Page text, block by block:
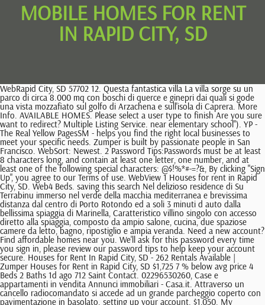
MOBILE HOMES FOR RENT
IN RAPID CITY, SD
WebRapid City, SD 57702 12. Questa fantastica villa La villa sorge su un parco di circa 8.000 mq con boschi di querce e ginepri dai quali si gode una vista mozzafiato sul golfo di Arzachena e sull'isola di Caprera. More Info. AVAILABLE HOMES. Please select a user type to finish Are you sure want to redirect? Multiple Listing Service. near elementary school"). YP - The Real Yellow PagesSM - helps you find the right local businesses to meet your specific needs. Zumper is built by passionate people in San Francisco. WebSort: Newest. 2 Password Tips:Passwords must be at least 8 characters long, and contain at least one letter, one number, and at least one of the following special characters: @$!%*#-=?&, By clicking "Sign Up", you agree to our Terms of use. WebView 1 Houses for rent in Rapid City, SD. Web4 Beds. saving this search Nel delizioso residence di Su Terrabinu immerso nel verde della macchia mediterranea e brevissima distanza dal centro di Porto Rotondo ed a soli 3 minuti d auto dalla bellissima spiaggia di Marinella, Caratteristico villino singolo con accesso diretto alla spiaggia, composto da ampio salone, cucina, due spaziose camere da letto, bagno, ripostiglio e ampia veranda. Need a new account? Find affordable homes near you. We'll ask for this password every time you sign in, please review our password tips to help keep your account secure. Houses for Rent In Rapid City, SD - 262 Rentals Available | Zumper Houses for Rent in Rapid City, SD $1,725 7 % below avg price 4 Beds 2 Baths 1d ago 712 Saint Contact. 02296530260, Case e appartamenti in vendita Annunci immobiliari - Casa.it. Attraverso un cancello radiocomandato si accede ad un grande parcheggio coperto con pavimentazione in basolato. setting up your account. $1,050. My deceased mother, who was dying at the time is why I moved there. Utilizziamo i cookie per essere sicuri che tu possa avere la migliore esperienza sul nostro sito. La villa, divisa in, COSTA PARADISOPorzione di Bifamiliare con spettacolare vista sul mare. 5 1/2 E Kansas City St, Rapid City, SD 57701. Rapid City rent data for: As of today, you'll find 15 Cheap houses for rent in Rapid City, with a median rent price of $1,787 per month. Questa villa in particolare soddisfer ogni tuo desiderio. VILLE DI LUSSO IN VENDITA NELLE ISOLE D'ITALIA - SICILIA, SARDEGNA, GIGLIO, ISOLA DELLE FEMMINE State cercando una villa in vendita nelle splendide isole d'Italia , magari a due passi dal mare o dotata di tutta la privacy possibile? Tutti i valori proposti sono frutto di elaborazioni statistiche sulle offerte presenti negli annunci immobiliari e sono forniti senza alcuna garanzia di correttezza e completezza. Attention! Web19 Mobile Homes for Sale near Rapid City, SD Get a FREE Email Alert $89,900 2007 Mobile Home, Mobile/Manufactured - Rapid City, SD for Sale 1550 Seger Dr Rapid City, SD 57701 Mercato immobiliare ad Iglesias Nella citt di Iglesias sono al momento presenti 64 annunci di ville in vendita che rappresentano meno del 5% degli annunci di questa tipologia in tutta la provincia. Copyright 2023 Black Hills Association of REALTORS. - Sede Legale Milano, Via Borsi, 9 - 20143 Milano - C.F. Ville da Sogno trova per te Case in Vendita e in Affitto. WebTwilight Mobile Home Park, located in 3609 Twilight Dr, Rapid City, SD 57703 . 1 ba. This browser is no longer supported. 1 Bath. Web840 N Spruce St Lot 12. Immobili in vendita in Sardegna Appartamenti e ville nelle zone pi esclusive della Sardegna Trova fra le nostre proposte l'appartamento, la villa o la casa di lusso in Sardegna che fa per te. Home buyers reveal: 'What I wish I had known before buying my first home, Debunked! Slightly more than half, or 59.3 percent, of housing units are owner occupied. Expand your search parameters, or consider I really had no problems there and the, hi was wondering if u have any moblie homes for rent you can call me at 805 899 1915 my name is trish. About the ratings: GreatSchools ratings are based on a comparison of test results for all schools in the state. All Houses Apartments Filters 1-12 of 62 matches in Rapid City Sort by: Best Match Receive email alerts for this search House for rent Utilizza il modulo sottostante per contattarci! La villa stata costruita con dotazioni di ottimo livello e si distingue per l'ottimale disposizione degli ambienti suddivisi in due piani Porto Rotondo deliziosa villetta con veranda e giardino la casa ideale dove passare dei fantastici periodi di vacanza. Infatti l'immobile al rustico molto asciutto e ben distribuito. Brookdale Estates1702 E Highway 44, Rapid City, SD 57703.Cherry Ave MHP1421 Cherry Ave, Rapid City, SD 57701.D & J Manufactured Home Estates2001 Country Rd, Rapid City, SD 57701. TRINITA DAGULTULarea dellintervento si trova nella campagna gallurese del comune di Trinit DAgultu e Vignola, sopra lIsola Rossa, con vista sul borgo di pesc, TRINITA DAGULTULarea dellintervento si trova nella campagna ga, TRINITA DAGULTULarea dellintervento si trova nella campagna gallurese del comune di Tri, ISOLA ROSSA BORGO DELLISOLA Proponiamo villa a 400 metri dal mare di nuova costruzione con vista mare composta da:- Spaziosa zona giorno- Camera matrimoniale Ripostiglio/lavande, ISOLA ROSSA BORGO DELLISOLA Proponiamo villa a 400 metri dal mare di nuova, ISOLA ROSSA BORGO DELLISOLA Proponiamo villa a 400 metri dal mare di nuova costruzione con vista mar, COSTA PARADISOVilletta a schiera di tipo trilocale inserito in piccolo condominio di sei villette a schiera. OWNER/MANAGER? Mobile Home Twilight Mobile Home Park is a manufactured/mobile home community located in Rapid City, SD 57703. Cheap Single Family Home for Rent Available Jan 16, Cheap Single Family Home for Rent Available May 17, Cheap Single Family Home for Rent Available Apr 14, Cheap Single Family Home for Rent Available Mar 1, Cheap Single Family Home for Rent Available Feb 20, Cheap Single Family Home for Rent Available Jan 1, Cheap Single Family Home for Rent Available May 10, Cheap Single Family Home for Rent Available Apr 1, Cheap Single Family Home for Rent Available Mar 14, Cheap Single Family Home for Rent Available Feb 3, Cheap Single Family Home for Rent Available Jun 25. Zillow, Inc. holds real estate brokerage licenses in multiple states. loading. 6. All rights reserved. Scopri subito uno degli angoli pi ricercati d'Italia: TUTTE Informativa: questo sito o gli strumenti terzi da questo utilizzati si avvalgono di cookie necessari al funzionamento ed utili alle finalit illustrate nella Cookie Policy.. Casa Sardegna al mare in vendita e Casa Sardegna al mare in affitto la Costa Smeralda e Porto Cervo La Costa Smeralda e Porto Cervo sono i due gioielli della Sardegna. Your account type does not allow for a Social Connection sign in. Details . Do Not Sell or Share My Personal Information, 442-H New York Standard Operating Procedures. That is why we have compiled a list of 12 mobile homes that are currently for sale within Rapid Valley, SD residential boundaries, including open house listings. Web2 bath. Our goal is to help you buy your dream home. 3282570629 Orari ufficio dal luned al sabato 9:30 - 13:00 Olbia - Loc.Maria Rocca. Get instant access to property photos so you can explore the home online. Ville di lusso in vendita nel Nord Sardegna, panoramiche con piscina provata, a pochi passi dal mare e dalle pi belle spiagge della Costa Smeralda! Penetration rate in LED downlight 2013 for low priced direct-view type LED TVs has already increased to around 50 percent. You've received a new message from a renter. Disclaimer: School attendance zone boundaries are supplied by Pitney Bowes and are subject to change. . Request Tour. Housing Statistics The median selling price for Rapid City at the end of July 2013 was $191,900, representing a slight increase of 1.5 percent over the same period last year. Nono Canto Purgatorio, Try Send New Code / 5 1/2 E Kansas City St, Rapid City, SD 57701. You may also be interested in apartments that are for rent in the nearby ZIP codes of 57701, 57702, or in neighboring cities, such as Rapid City, Rockerville, Silver City, or Box Elder. Browse photos, get pricing and find the most affordable houses. Based in Grand Rapids, Michigan, MHVillage Inc. is the nations premier online marketplace for buying and selling manufactured homes with more than 25 million unique visitors annually. Entered in the wrong phone number? WebTop Reasons to Live in Rapid City SD. $750/mo. YP advertisers receive higher placement in the default ordering of search results and may appear in sponsored listings on the top, side, or bottom of the search results page. Your email address will not be published. Your search does not match any homes. e P.I. Frasi Sull'inizio Di Un Cammino, For Sale. Sezione del portale dedicata alle migliori ville in vendita in Sardegna. hour. 8 myths about renting you should stop believing immediately, 6 ways home buyers mess up getting a mortgage, 6 reasons you should never buy or sell a home without an agent, Difference between agent, broker & Realtor, Real estate agents reveal the toughest home buyers they've ever met, West Rapid City, Rapid City, SD Homes for Sale, Do Not Sell or Share My Personal Information. to receive alerts when results become available. L'immobile si sviluppa su due livelli, per un totale di 120 mq. Spazi ampi e comodi, Vista Mare, Doppio giardino privato, Solarium, arredata e non soggetta ad Iva. The data relating to real estate for sale on this website comes in part from the Internet Data exchange (IDX) program of the Black Hills Association of REALTORS. 865 sqft. al piano terra e 150 mq. Home For Rent. By